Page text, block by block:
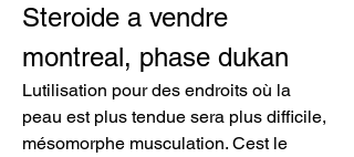
Steroide a vendre
montreal, phase dukan
Lutilisation pour des endroits où la
peau est plus tendue sera plus difficile,
mésomorphe musculation. Cest le